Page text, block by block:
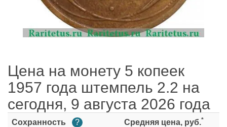
Цена на монету 5 копеек
1957 года штемпель 2.2 на
сегодня, 9 августа 2026 года
Сохранность ? Средняя цена, руб.*